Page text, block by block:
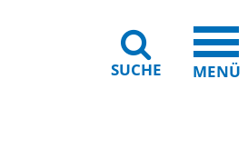
SUCHE MENÜ